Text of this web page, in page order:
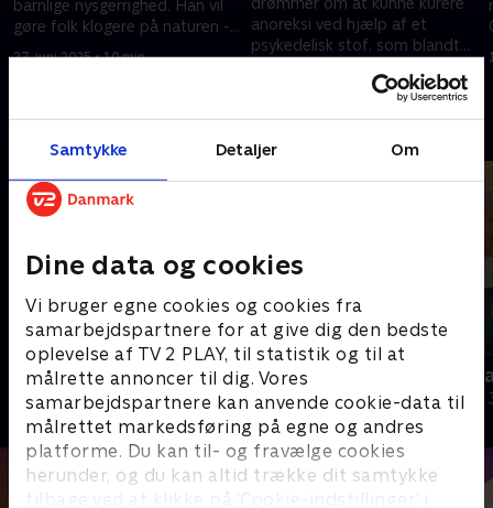
Samtykke Detaljer Om
Dine data og cookies
Vi bruger egne cookies og cookies fra
samarbejdspartnere for at give dig den bedste
oplevelse af TV 2 PLAY, til statistik og til at
målrette annoncer til dig. Vores
samarbejdspartnere kan anvende cookie-data til
målrettet markedsføring på egne og andres
platforme. Du kan til- og fravælge cookies
herunder, og du kan altid trække dit samtykke
tilbage ved at klikke på ’Cookie-indstillinger’ i
barnlige nysgerrighed. Han vil
gøre folk klogere på naturen -
27. juni 2025 • 10 min
anoreksi ved hjælp af et
psykedelisk stof, som blandt
Julelys for millioner
2022 • Livsstil • 46 min
Nytår hos
2018 • Livsstil •